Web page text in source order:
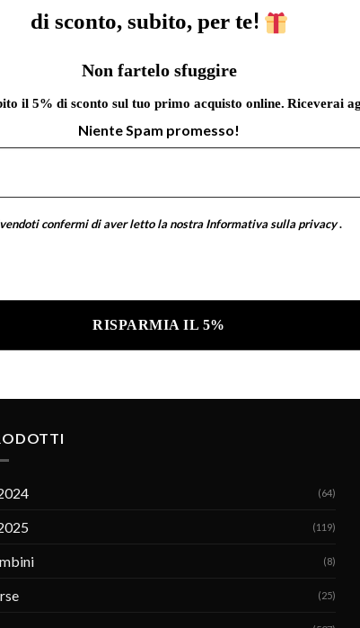
di sconto, subito, per te!
Non fartelo sfuggire
il 5% di sconto sul tuo primo acquisto online. Riceverai
Niente Spam promesso!
confermi di aver letto la nostraInformativa sulla privacy .
(64)
(119)
(8)
(25)